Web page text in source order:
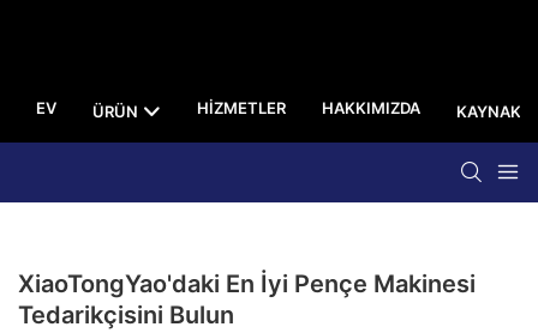
EV ÜRÜN HIZMETLER HAKKIMIZDA KAYNAK
XiaoTongYao'daki En İyi Pençe Makinesi
Tedarikçisini Bulun